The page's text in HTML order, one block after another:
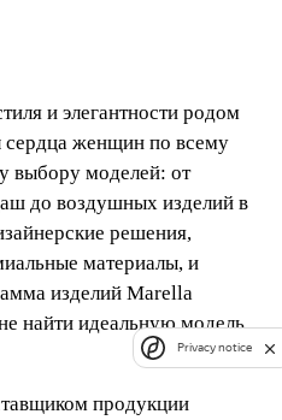
и элегантности родом
сердца женщин по всему
выбору моделей: от
до воздушных изделий в
решения,
материалы, и
изделий Marella
найти идеальную модель
продукции
Privacy notice